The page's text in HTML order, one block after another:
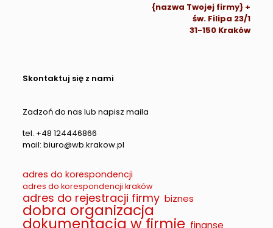
{nazwa Twojej firmy} +
św. Filipa 23/1
31-150 Kraków
Skontaktuj się z nami
Zadzoń do nas lub napisz maila
tel. +48 124446866
mail: biuro@wb.krakow.pl
adres do korespondencji
adres do korespondencji kraków
adres do rejestracji firmy biznes
dobra organizacja
dokumentacja w firmie finanse